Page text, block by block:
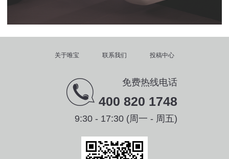
关于唯宝 联系我们 投稿中心
免费热线电话
400 820 1748
9:30 - 17:30 (周一 - 周五)